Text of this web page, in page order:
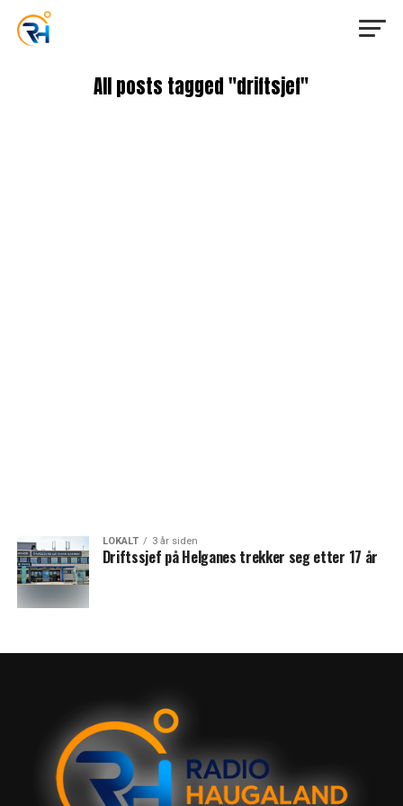
All posts tagged "driftsjef"
LOKALT 3 år siden
Driftssjef på Helganes trekker seg etter 17 år